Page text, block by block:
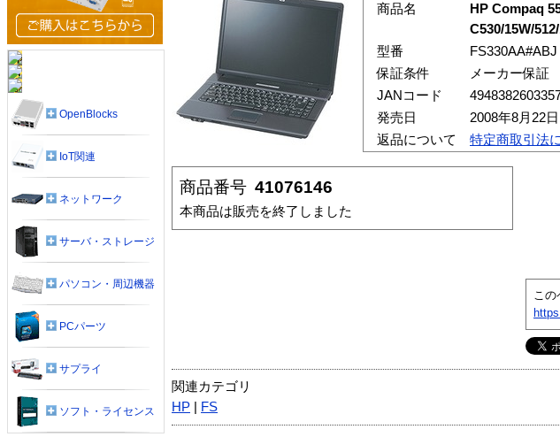
商品名
HP Compaq
C530/15W/
型番
FS330AA#ABJ
保証条件
メーカー保証
JANコード
発売日
2008年8月22日
返品について
特定商取引法
商品番号 41076146
本商品は販売を終了しました
この
関連カテゴリ
HP
FS
OpenBlocks
IoT関連
ネットワーク
サーバ・ストレージ
パソコン・周辺機器
PCパーツ
サプライ
ソフト・ライセンス